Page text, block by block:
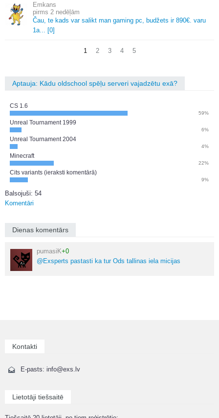
Emkans
2 nedēļām
Čau, te kads var salikt man gaming pc, budžets ir 890€. varu
1a.
[0]
1 2 3 4 5
Aptauja: Kādu oldschool spēļu serveri vajadzētu exā?
CS 1.6
59%
Unreal Tournament 1999
6%
Unreal Tournament 2004
4%
Minecraft
22%
Cits variants (ieraksti komentārā)
9%
Balsojuši: 54
Komentāri
Dienas komentārs
pumasiK+0
@Exsperts pastasti ka tur Ods tallinas iela micijas
Kontakti
E-pasts: info@exs.lv
Lietotāji tiešsaitē